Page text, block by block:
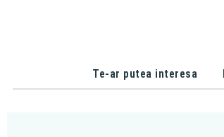
Te-ar putea interesa